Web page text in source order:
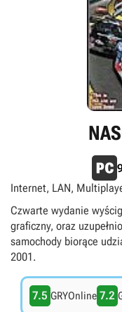
Internet, LAN,
Singleplayer
Czwarte wydanie
graficzny, oraz
samochody biorące
2001.
7.5 GRYOnline 7.2